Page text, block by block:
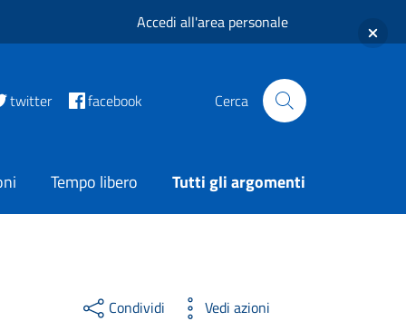
Accedi all'area personale
twitter facebook Cerca
Tempo libero Tutti gli argomenti
Condividi Vedi azioni